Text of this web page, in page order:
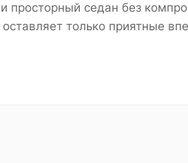
просторный седан без
только приятные